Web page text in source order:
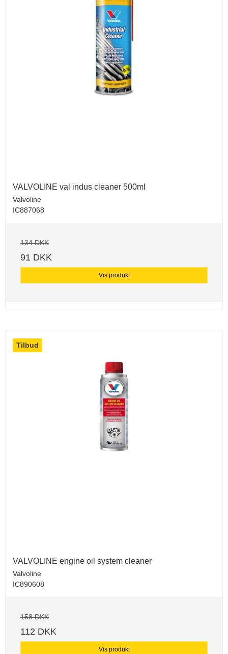
VALVOLINE val indus cleaner 500ml
Valvoline
IC887068
134 DKK
91 DKK
Vis produkt
Tilbud
VALVOLINE engine oil system cleaner
Valvoline
IC890608
158 DKK
112 DKK
Vis produkt